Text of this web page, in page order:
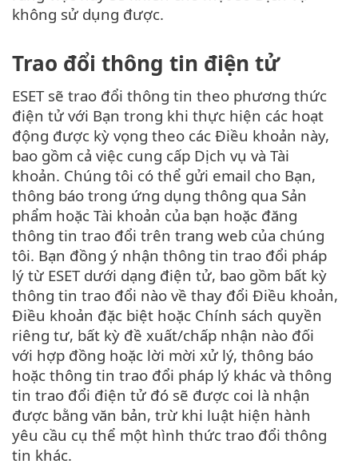
không sử dụng được.
Trao đổi thông tin điện tử
ESET sẽ trao đổi thông tin theo phương thức
điện tử với Bạn trong khi thực hiện các hoạt
động được kỳ vọng theo các Điều khoản này,
bao gồm cả việc cung cấp Dịch vụ và Tài
khoản. Chúng tôi có thể gửi email cho Bạn,
thông báo trong ứng dụng thông qua Sản
phẩm hoặc Tài khoản của bạn hoặc đăng
thông tin trao đổi trên trang web của chúng
tôi. Bạn đồng ý nhận thông tin trao đổi pháp
lý từ ESET dưới dạng điện tử, bao gồm bất kỳ
thông tin trao đổi nào về thay đổi Điều khoản,
Điều khoản đặc biệt hoặc Chính sách quyền
riêng tư, bất kỳ đề xuất/chấp nhận nào đối
với hợp đồng hoặc lời mời xử lý, thông báo
hoặc thông tin trao đổi pháp lý khác và thông
tin trao đổi điện tử đó sẽ được coi là nhận
được bằng văn bản, trừ khi luật hiện hành
yêu cầu cụ thể một hình thức trao đổi thông
tin khác.